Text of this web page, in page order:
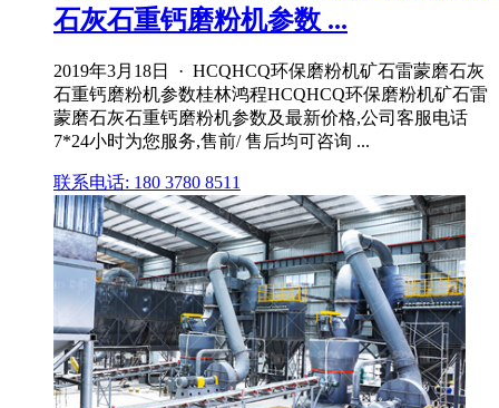
石灰石重钙磨粉机参数 ...
2019年3月18日 · HCQHCQ环保磨粉机矿石雷蒙磨石灰
石重钙磨粉机参数桂林鸿程HCQHCQ环保磨粉机矿石雷
蒙磨石灰石重钙磨粉机参数及最新价格,公司客服电话
7*24小时为您服务,售前/ 售后均可咨询 ...
联系电话: 180 3780 8511